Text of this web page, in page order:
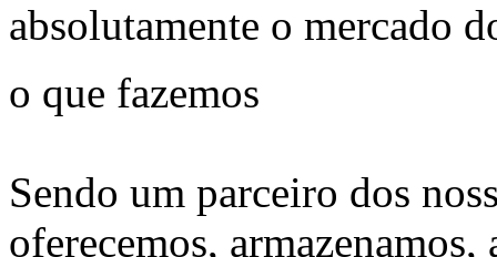
absolutamente o mercado
o que fazemos
Sendo um parceiro dos
oferecemos, armazenamos,